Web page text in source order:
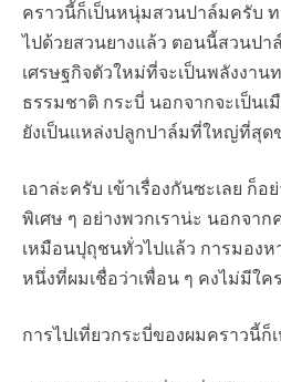
คราวนี้ก็เป็นหนุ่มสวนปาล์มครับ
ไปด้วยสวนยางแล้ว ตอนนี้สวนป
เศรษฐกิจตัวใหม่ที่จะเป็นพลังงา
ธรรมชาติ กระบี่ นอกจากจะเป็นเ
ยังเป็นแหล่งปลูกปาล์มที่ใหญ่ที่สุด
เอาล่ะครับ เข้าเรื่องกันซะเลย ก็อ
พิเศษ ๆ อย่างพวกเราน่ะ นอกจาก
เหมือนปุถุชนทั่วไปแล้ว การมองห
หนึ่งที่ผมเชื่อว่าเพื่อน ๆ คงไม่มีใ
การไปเที่ยวกระบี่ของผมคราวนี้ก็